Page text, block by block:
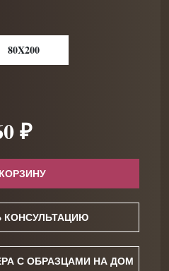
80X200
₽
КОНСУЛЬТАЦИЮ
С ОБРАЗЦАМИ НА ДОМ